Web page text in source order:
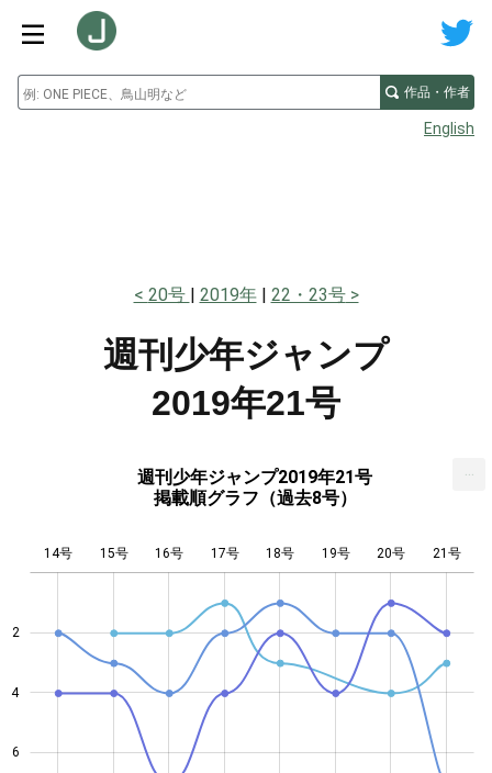
作品・作者
English
20号 2019年 22・23号
週刊少年ジャンプ
2019年21号
週刊少年ジャンプ2019年21号
掲載順グラフ（過去8号）
4
2
4
6
14号 15号 16号 17号 18号 19号 20号 21号